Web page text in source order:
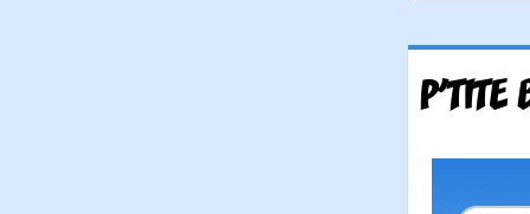
P'TITE